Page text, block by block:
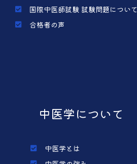
国際中医師試験 試験問題について
合格者の声
中医学について
中医学とは